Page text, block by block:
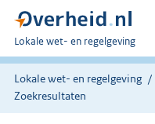
U
bent
hier:
Lokale wet- en regelgeving
Lokale wet- en regelgeving
Zoekresultaten